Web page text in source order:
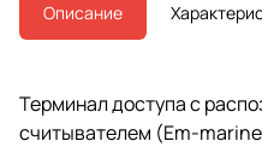
Описание
Терминал доступа с
считывателем (Em-